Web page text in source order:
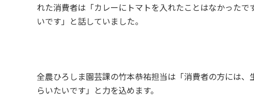
れた消費者は「カレーにトマトを入れたことはなかった
いです」と話していました。
全農ひろしま園芸課の竹本恭祐担当は「消費者の方には
らいたいです」と力を込めます。